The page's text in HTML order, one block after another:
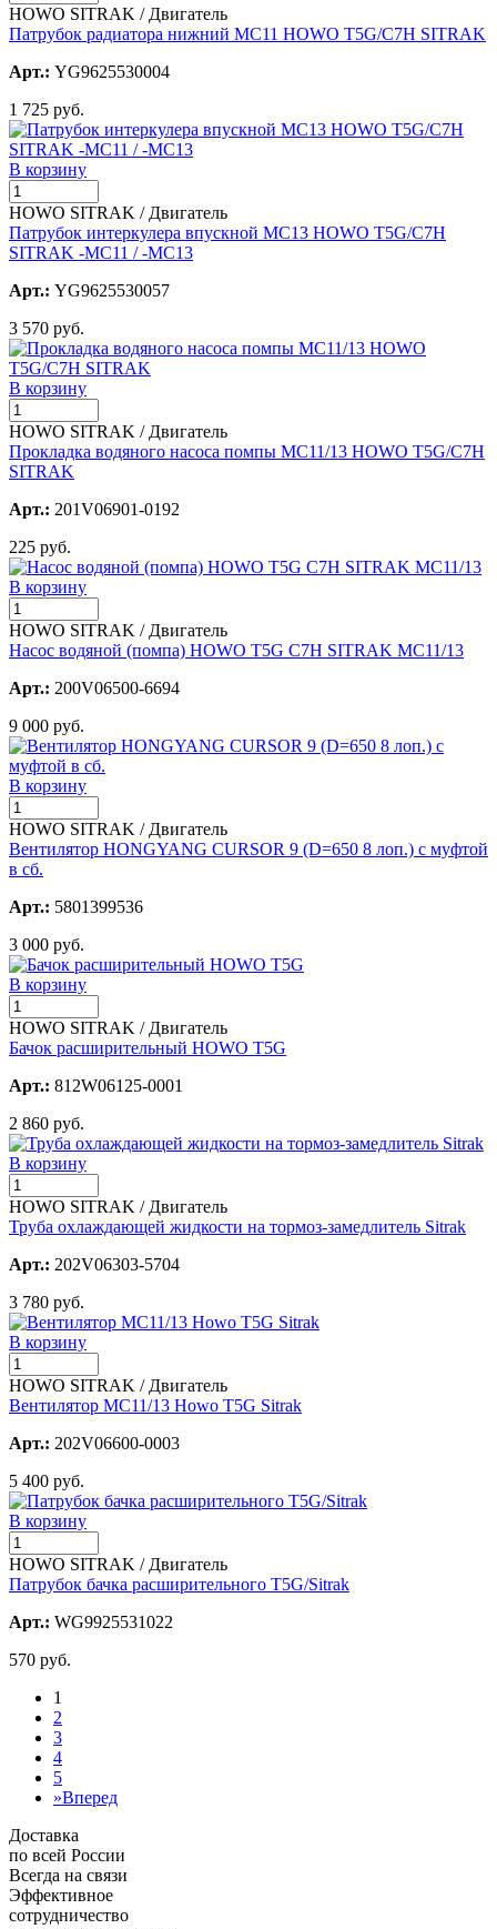
HOWO SITRAK / Двигатель
Патрубок радиатора нижний MC11 HOWO T5G/C7H SITRAK
Арт.: YG9625530004
1 725 руб.
В корзину
HOWO SITRAK / Двигатель
Патрубок интеркулера впускной MC13 HOWO T5G/C7H
SITRAK -MC11 / -MC13
Арт.: YG9625530057
3 570 руб.
В корзину
HOWO SITRAK / Двигатель
Прокладка водяного насоса помпы MC11/13 HOWO T5G/C7H
SITRAK
Арт.: 201V06901-0192
225 руб.
В корзину
HOWO SITRAK / Двигатель
Насос водяной (помпа) HOWO T5G C7H SITRAK MC11/13
Арт.: 200V06500-6694
9 000 руб.
В корзину
HOWO SITRAK / Двигатель
Вентилятор HONGYANG CURSOR 9 (D=650 8 лоп.) с муфтой
в сб.
Арт.: 5801399536
3 000 руб.
В корзину
HOWO SITRAK / Двигатель
Бачок расширительный HOWO T5G
Арт.: 812W06125-0001
2 860 руб.
В корзину
HOWO SITRAK / Двигатель
Труба охлаждающей жидкости на тормоз-замедлитель Sitrak
Арт.: 202V06303-5704
3 780 руб.
В корзину
HOWO SITRAK / Двигатель
Вентилятор МС11/13 Howo T5G Sitrak
Арт.: 202V06600-0003
5 400 руб.
В корзину
HOWO SITRAK / Двигатель
Патрубок бачка расширительного T5G/Sitrak
Арт.: WG9925531022
570 руб.
1
2
3
4
5
»Вперед
Доставка
по всей России
Всегда на связи
Эффективное
сотрудничество